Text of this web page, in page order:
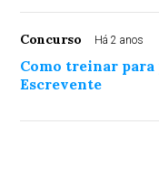
Concurso Há 2 anos
Como treinar para
Escrevente